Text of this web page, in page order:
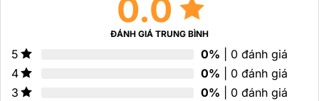
0.0
ĐÁNH GIÁ TRUNG BÌNH
5 0% | 0 đánh giá
4
0% | 0 đánh giá
3
0% | 0 đánh giá